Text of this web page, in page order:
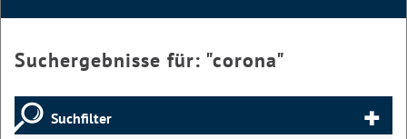
Suchergebnisse für: "corona"
Suchfilter